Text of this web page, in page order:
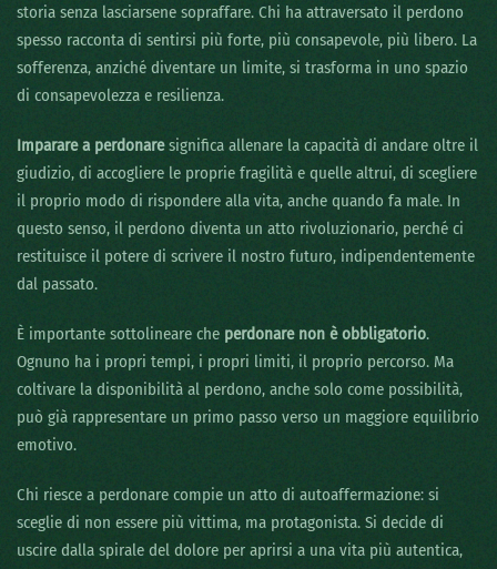
storia senza lasciarsene sopraffare. Chi ha attraversato il perdono
spesso racconta di sentirsi più forte, più consapevole, più libero. La
sofferenza, anziché diventare un limite, si trasforma in uno spazio
di consapevolezza e resilienza.
Imparare a perdonaresignifica allenare la capacità di andare oltre il
giudizio, di accogliere le proprie fragilità e quelle altrui, di scegliere
il proprio modo di rispondere alla vita, anche quando fa male. In
questo senso, il perdono diventa un atto rivoluzionario, perché ci
restituisce il potere di scrivere il nostro futuro, indipendentemente
dal passato.
È importante sottolineare che perdonare non è obbligatorio.
Ognuno ha i propri tempi, i propri limiti, il proprio percorso. Ma
coltivare la disponibilità al perdono, anche solo come possibilità,
può già rappresentare un primo passo verso un maggiore equilibrio
emotivo.
Chi riesce a perdonare compie un atto di autoaffermazione: si
sceglie di non essere più vittima, ma protagonista. Si decide di
uscire dalla spirale del dolore per aprirsi a una vita più autentica,